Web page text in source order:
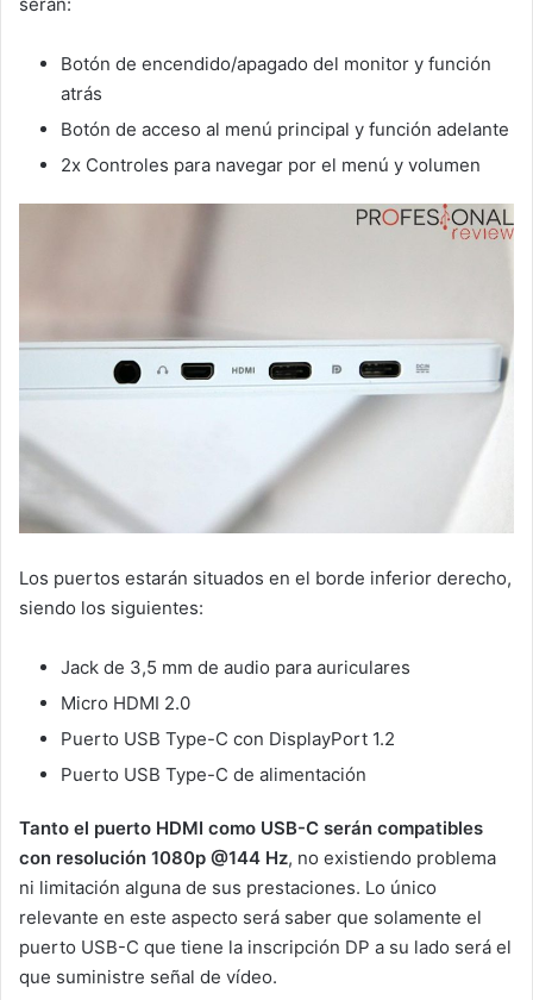
Botón de encendido/apagado del monitor y función
atrás
Botón de acceso al menú principal y función adelante
2x Controles para navegar por el menú y volumen
Los puertos estarán situados en el borde inferior derecho,
siendo los siguientes:
Jack de 3,5 mm de audio para auriculares
Micro HDMI 2.0
Puerto USB Type-C con DisplayPort 1.2
Puerto USB Type-C de alimentación
Tanto el puerto HDMI como USB-C serán compatibles
con resolución 1080p @144 Hz, no existiendo problema
ni limitación alguna de sus prestaciones. Lo único
relevante en este aspecto será saber que solamente el
puerto USB-C que tiene la inscripción DP a su lado será el
que suministre señal de vídeo.